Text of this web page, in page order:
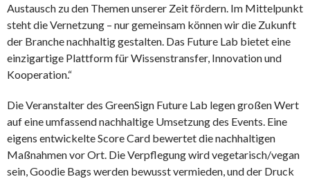
Austausch zu den Themen unserer Zeit fördern. Im Mittelpunkt
steht die Vernetzung – nur gemeinsam können wir die Zukunft
der Branche nachhaltig gestalten. Das Future Lab bietet eine
einzigartige Plattform für Wissenstransfer, Innovation und
Kooperation.“
Die Veranstalter des GreenSign Future Lab legen großen Wert
auf eine umfassend nachhaltige Umsetzung des Events. Eine
eigens entwickelte Score Card bewertet die nachhaltigen
Maßnahmen vor Ort. Die Verpflegung wird vegetarisch/vegan
sein, Goodie Bags werden bewusst vermieden, und der Druck